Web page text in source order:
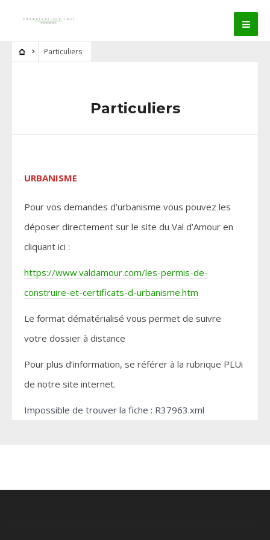
Particuliers
Particuliers
URBANISME
Pour vos demandes d’urbanisme vous pouvez les
déposer directement sur le site du Val d’Amour en
cliquant ici :
https://www.valdamour.com/les-permis-de-
construire-et-certificats-d-urbanisme.htm
Le format dématérialisé vous permet de suivre
votre dossier à distance
Pour plus d’information, se référer à la rubrique PLUi
de notre site internet.
Impossible de trouver la fiche : R37963.xml